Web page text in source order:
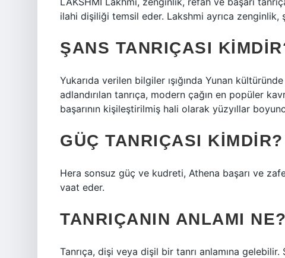
ilahi dişiliği temsil eder. Lakshmi ayrıca zenginlik,
ŞANS TANRIÇASI
Yukarıda verilen bilgiler ışığında Yunan
adlandırılan tanrıça, modern çağın en popüler
başarının kişileştirilmiş hali olarak yüzyıllar
GÜÇ TANRIÇASI KIMDIR?
Hera sonsuz güç ve kudreti, Athena başarı ve
vaat eder.
TANRIÇANIN ANLAMI NE?
Tanrıça, dişi veya dişil bir tanrı anlamına